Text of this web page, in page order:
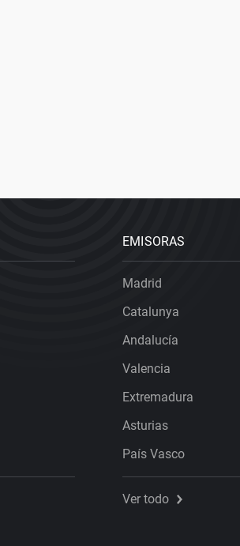
EMISORAS
Madrid
Catalunya
Andalucía
Valencia
Extremadura
Asturias
País Vasco
Ver todo